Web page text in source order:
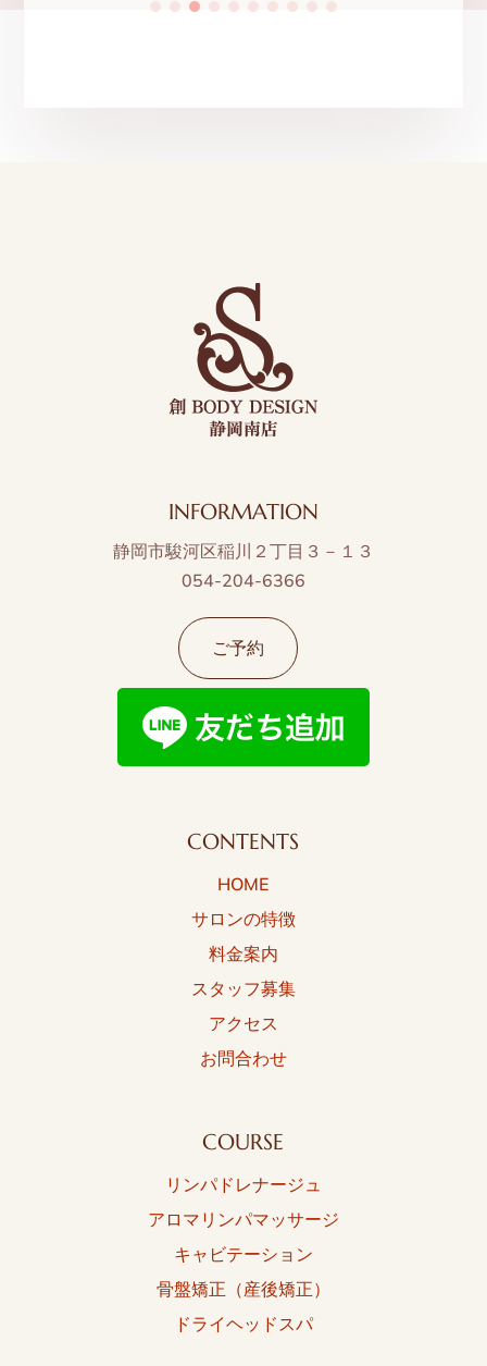
INFORMATION
静岡市駿河区稲川２丁目３－１３
054-204-6366
ご予約
CONTENTS
HOME
サロンの特徴
料金案内
スタッフ募集
アクセス
お問合わせ
COURSE
リンパドレナージュ
アロマリンパマッサージ
キャビテーション
骨盤矯正（産後矯正）
ドライヘッドスパ